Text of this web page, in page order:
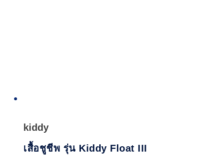
kiddy
เสื้อชูชีพ รุ่น Kiddy Float III